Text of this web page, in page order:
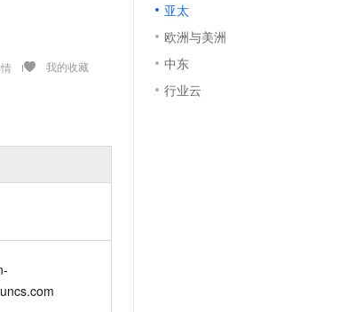
我的收藏
亚太
欧洲与美洲
中东
行业云
质量视频
语音识别与合成
全托管，含MySQL、PostgreSQL、SQL Server、MariaDB多引擎
数字证书管理服务（原SSL证书）
实现全站HTTPS，呈现可信的WEB访问
短信服务
V4-Pro
户网站
输入一句话想法, 轻松生成专业的 PPT
一键部署幻兽帕鲁游戏服务器
一键购买专属联机服务器，轻松开启游戏
漫剧工坊：一站式动画创作平台
一键激活电商全链路生产力
地极速上线
效办公新体验
先锋实践拓展 AI 生产力的边界
飞天发布时刻
所见，即是所愿
AI 实训营
Token 补贴，五大权
益加速 OPC 成功
公司注册
Cloud ISV 合作
伙伴信用分合作计划
更多支持
镜像站